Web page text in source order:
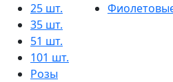
25 шт.
35 шт.
51 шт.
101 шт.
Розы